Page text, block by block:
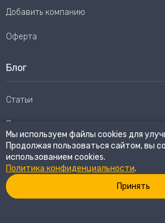
Добавить компанию
Оферта
Блог
Статьи
Пользовательское соглашение
Карта сайта
eWay Market.Все
Мы используем файлы cookies для
Продолжая пользоваться сайтом, вы
использованием cookies.
Политика конфиденциальности.
Принять